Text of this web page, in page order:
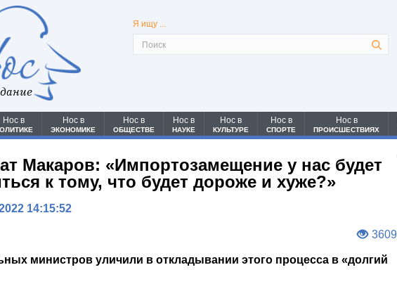
Я ищу ...
Нос в Нос в
ЭКОНОМИКЕ
Нос в
ОБЩЕСТВЕ
Нос в
НАУКЕ
Нос в
КУЛЬТУРЕ
Нос в
СПОРТЕ
Нос в
ПРОИСШЕСТВИЯХ
Макаров: «Импортозамещение у нас будет
к тому, что будет дороже и хуже?»
14:15:52
3609
министров уличили в откладывании этого процесса в «долгий